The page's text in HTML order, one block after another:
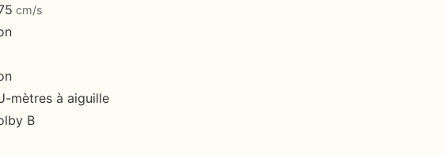
cm/s
mètres à aiguille
B